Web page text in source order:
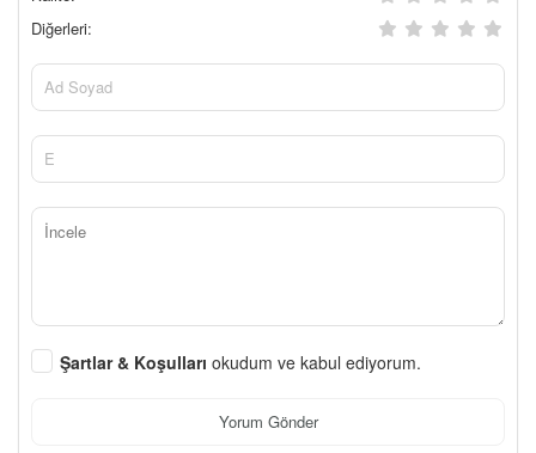
Diğerleri:
Şartlar & Koşulları okudum ve kabul ediyorum.
Yorum Gönder